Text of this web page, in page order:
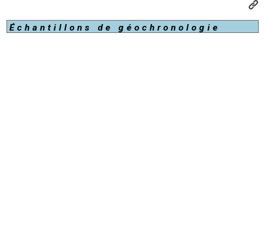
Échantillons de géochronologie